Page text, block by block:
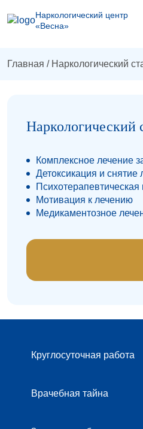
Наркологический центр
«Весна»
Главная / Наркологический
Наркологический
Комплексное лечение
Детоксикация и снятие
Мотивация к лечению
Медикаментозное
Круглосуточная работа
Врачебная тайна